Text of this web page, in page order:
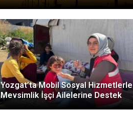
Yozgat’ta Mobil Sosyal Hizmetlerle
Mevsimlik İşçi Ailelerine Destek